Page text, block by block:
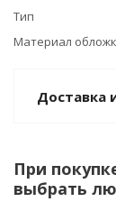
Тип
Материал
Доставка
При
выбрать